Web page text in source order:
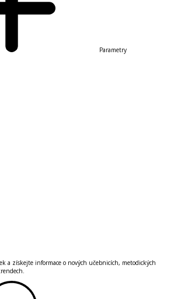
Parametry
a získejte informace o nových učebnicích, metodických